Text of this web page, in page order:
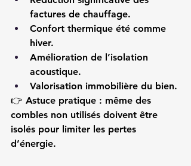
factures de chauffage.
Confort thermique été comme
hiver.
Amélioration de l’isolation
acoustique.
Valorisation immobilière du bien.
👉 Astuce pratique : même des
combles non utilisés doivent être
isolés pour limiter les pertes
d’énergie.